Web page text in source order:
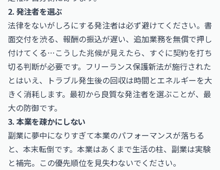
2. 発注者を選ぶ
法律をないがしろにする発注者は必ず避けてください。書
面交付を渋る、報酬の振込が遅い、追加業務を無償で押し
付けてくる…こうした兆候が見えたら、すぐに契約を打ち
切る判断が必要です。フリーランス保護新法が施行された
とはいえ、トラブル発生後の回収は時間とエネルギーを大
きく消耗します。最初から良質な発注者を選ぶことが、最
大の防御です。
3. 本業を疎かにしない
副業に夢中になりすぎて本業のパフォーマンスが落ちる
と、本末転倒です。本業はあくまで生活の柱、副業は実験
と補完。この優先順位を見失わないでください。